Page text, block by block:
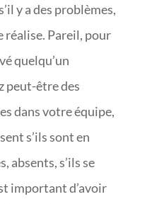
y a des problèmes,
réalise. Pareil, pour
quelqu’un
peut-être des
dans votre équipe,
s’ils sont en
absents, s’ils se
important d’avoir